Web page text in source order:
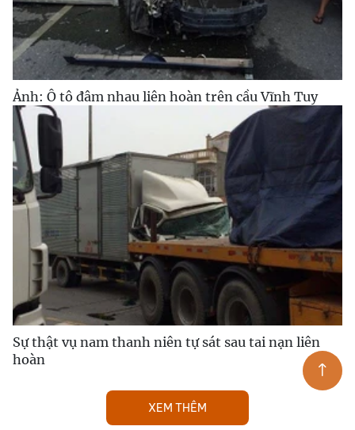
Ảnh: Ô tô đâm nhau liên hoàn trên cầu Vĩnh Tuy
Sự thật vụ nam thanh niên tự sát sau tai nạn liên
hoàn
XEM THÊM